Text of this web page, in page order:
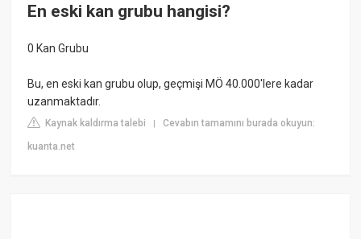
En eski kan grubu hangisi?
0 Kan Grubu
Bu, en eski kan grubu olup, geçmişi MÖ 40.000'lere kadar
uzanmaktadır.
Kaynak kaldırma talebi |Cevabın tamamını burada okuyun:
kuanta.net